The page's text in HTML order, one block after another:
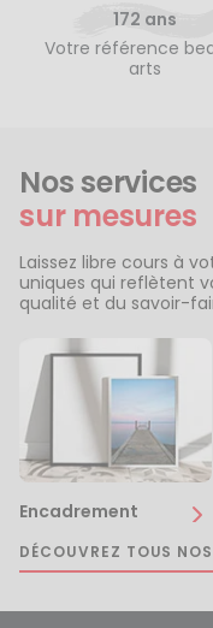
172 ans
Votre référence
arts
Nos services
sur mesures
Laissez libre cours à
uniques qui reflètent
qualité et du savoir-
Encadrement
DÉCOUVREZ TOUS